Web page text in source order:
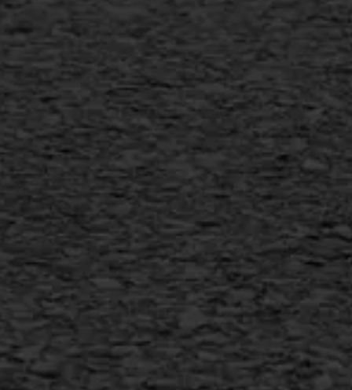
Scheurreparatie
Flexigoot
Vertical seal
Vlakslijpen
Vorstschade
AWS ASFALTWERKEN
+31 493 842 840
info@asfaltwerken.nl
MEER INFORMATIE